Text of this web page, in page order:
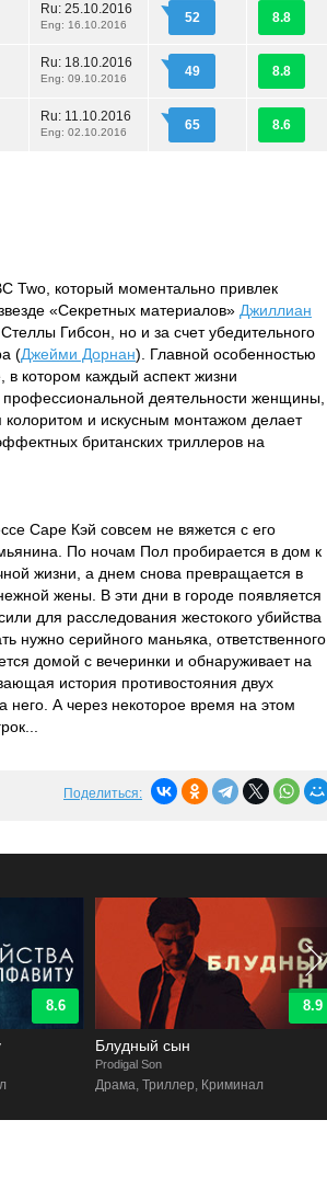
Ru: 25.10.2016
Eng: 16.10.2016 52 8.8
Ru: 18.10.2016
Eng: 09.10.2016 49 8.8
Ru: 11.10.2016
Eng: 02.10.2016 65 8.6
Twо, который моментально привлек
«Секретных материалов» Джиллиан
Гибсон, но и за счет убедительного
(Джейми Дорнан). Главной особенностью
котором каждый аспект жизни
деятельности женщины,
колоритом и искусным монтажом делает
британских триллеров на
Саре Кэй совсем не вяжется с его
По ночам Пол пробирается в дом к
жизни, а днем снова превращается в
жены. В эти дни в городе появляется
для расследования жестокого убийства
нужно серийного маньяка, ответственного
домой с вечеринки и обнаруживает на
история противостояния двух
А через некоторое время на этом
Поделиться:
8.6 8.9
Блудный сын
Prodigal Son
Драма, Триллер, Криминал